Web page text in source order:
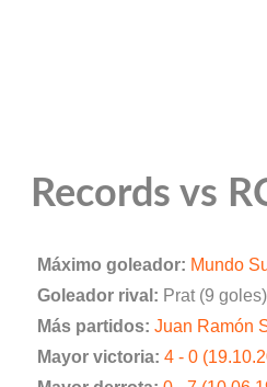
Records vs
Máximo goleador: Mundo
Goleador rival: Prat (9 goles)
Más partidos: Juan Ramón
Mayor victoria: 4 - 0